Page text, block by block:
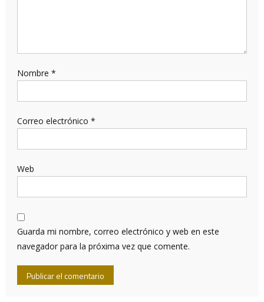
Nombre *
Correo electrónico *
Web
Guarda mi nombre, correo electrónico y web en este
navegador para la próxima vez que comente.